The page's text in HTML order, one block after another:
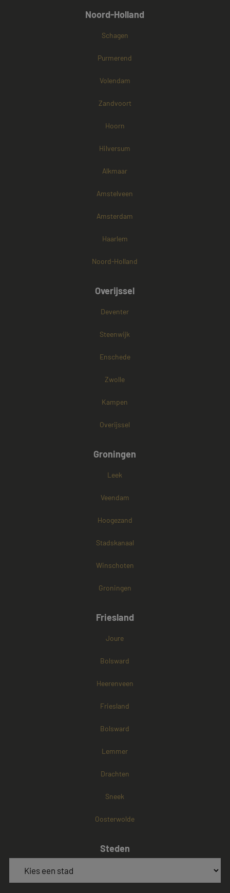
Noord-Holland
Schagen
Purmerend
Volendam
Zandvoort
Hoorn
Hilversum
Alkmaar
Amstelveen
Amsterdam
Haarlem
Noord-Holland
Overijssel
Deventer
Steenwijk
Enschede
Zwolle
Kampen
Overijssel
Groningen
Leek
Veendam
Hoogezand
Stadskanaal
Winschoten
Groningen
Friesland
Joure
Bolsward
Heerenveen
Friesland
Bolsward
Lemmer
Drachten
Sneek
Oosterwolde
Steden